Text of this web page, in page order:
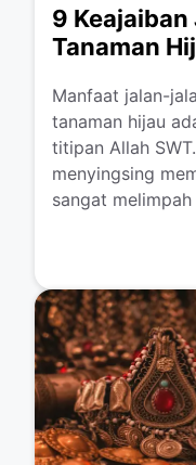
9 Keajaiban
Tanaman
Manfaat jalan-
tanaman hijau
titipan Allah
menyingsing
sangat